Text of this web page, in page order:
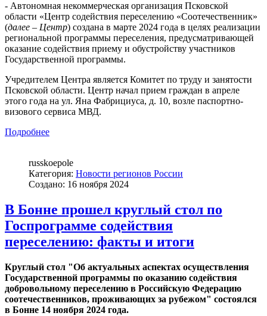
- Автономная некоммерческая организация Псковской
области «Центр содействия переселению «Соотечественник»
(далее – Центр) создана в марте 2024 года в целях реализации
региональной программы переселения, предусматривающей
оказание содействия приему и обустройству участников
Государственной программы.
Учредителем Центра является Комитет по труду и занятости
Псковской области. Центр начал прием граждан в апреле
этого года на ул. Яна Фабрициуса, д. 10, возле паспортно-
визового сервиса МВД.
Подробнее
russkoepole
Категория: Новости регионов России
Создано: 16 ноября 2024
В Бонне прошел круглый стол по
Госпрограмме содействия
переселению: факты и итоги
Круглый стол "Об актуальных аспектах осуществления
Государственной программы по оказанию содействия
добровольному переселению в Российскую Федерацию
соотечественников, проживающих за рубежом" состоялся
в Бонне 14 ноября 2024 года.